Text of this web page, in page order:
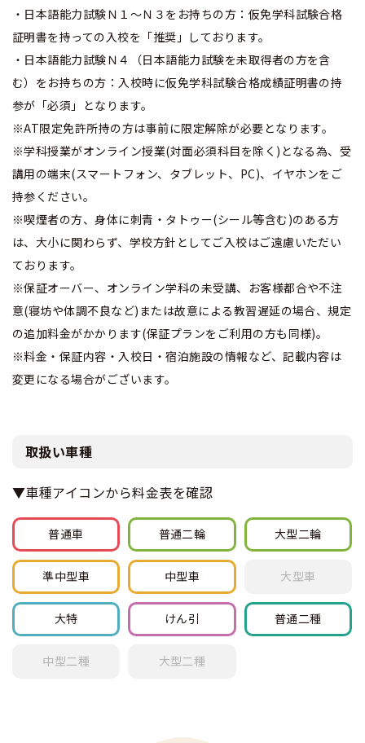
・日本語能力試験Ｎ１～Ｎ３をお持ちの方：仮免学科試験合格
証明書を持っての入校を「推奨」しております。
・日本語能力試験Ｎ４（日本語能力試験を未取得者の方を含
む）をお持ちの方：入校時に仮免学科試験合格成績証明書の持
参が「必須」となります。
※AT限定免許所持の方は事前に限定解除が必要となります。
※学科授業がオンライン授業(対面必須科目を除く)となる為、受
講用の端末(スマートフォン、タブレット、PC)、イヤホンをご
持参ください。
※喫煙者の方、身体に刺青・タトゥー(シール等含む)のある方
は、大小に関わらず、学校方針としてご入校はご遠慮いただい
ております。
※保証オーバー、オンライン学科の未受講、お客様都合や不注
意(寝坊や体調不良など)または故意による教習遅延の場合、規定
の追加料金がかかります(保証プランをご利用の方も同様)。
※料金・保証内容・入校日・宿泊施設の情報など、記載内容は
変更になる場合がございます。
取扱い車種
▼車種アイコンから料金表を確認
普通車 普通二輪 大型二輪
準中型車 中型車 大型車
大特 けん引 普通二種
中型二種 大型二種